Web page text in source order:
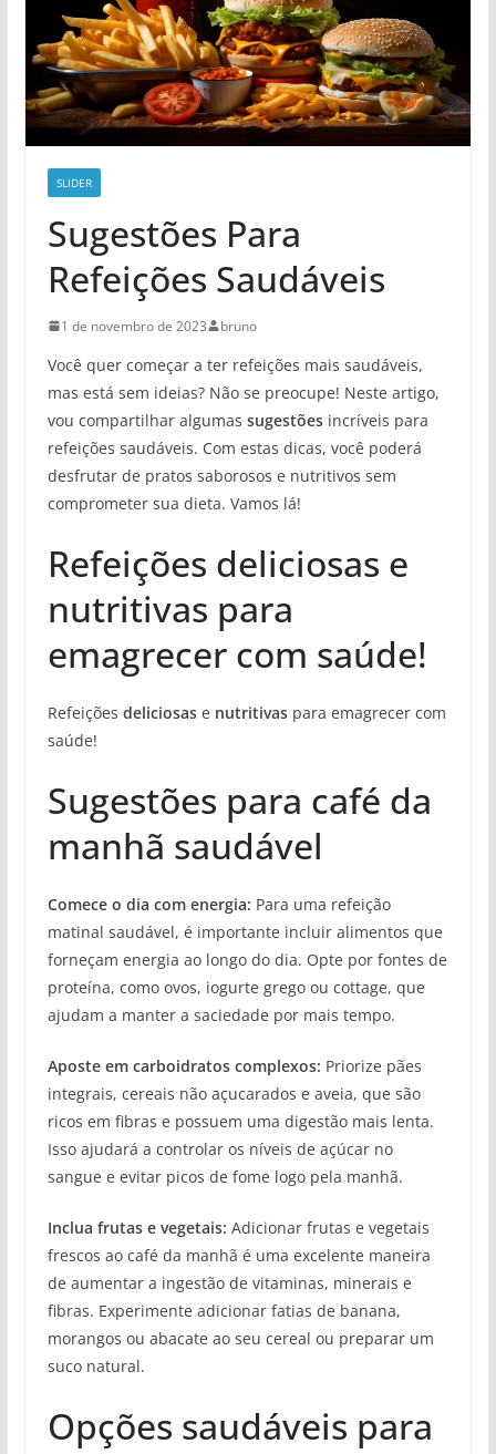
SLIDER
Sugestões Para
Refeições Saudáveis
1 de novembro de 2023 bruno
Você quer começar a ter refeições mais saudáveis,
mas está sem ideias? Não se preocupe! Neste artigo,
vou compartilhar algumas sugestõesincríveis para
refeições saudáveis. Com estas dicas, você poderá
desfrutar de pratos saborosos e nutritivos sem
comprometer sua dieta. Vamos lá!
Refeições deliciosas e
nutritivas para
emagrecer com saúde!
Refeições deliciosase nutritivaspara emagrecer com
saúde!
Sugestões para café da
manhã saudável
Comece o dia com energia: Para uma refeição
matinal saudável, é importante incluir alimentos que
forneçam energia ao longo do dia. Opte por fontes de
proteína, como ovos, iogurte grego ou cottage, que
ajudam a manter a saciedade por mais tempo.
Aposte em carboidratos complexos: Priorize pães
integrais, cereais não açucarados e aveia, que são
ricos em fibras e possuem uma digestão mais lenta.
Isso ajudará a controlar os níveis de açúcar no
sangue e evitar picos de fome logo pela manhã.
Inclua frutas e vegetais: Adicionar frutas e vegetais
frescos ao café da manhã é uma excelente maneira
de aumentar a ingestão de vitaminas, minerais e
fibras. Experimente adicionar fatias de banana,
morangos ou abacate ao seu cereal ou preparar um
suco natural.
Opções saudáveis para